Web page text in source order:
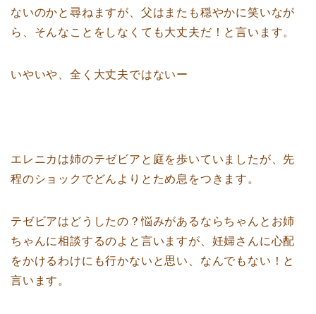
ないのかと尋ねますが、父はまたも穏やかに笑いなが
ら、そんなことをしなくても大丈夫だ！と言います。
いやいや、全く大丈夫ではないー
エレニカは姉のテゼビアと庭を歩いていましたが、先
程のショックでどんよりとため息をつきます。
テゼビアはどうしたの？悩みがあるならちゃんとお姉
ちゃんに相談するのよと言いますが、妊婦さんに心配
をかけるわけにも行かないと思い、なんでもない！と
言います。